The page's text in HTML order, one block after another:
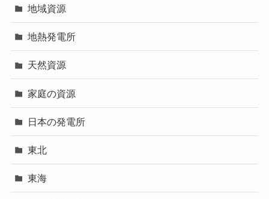
地域資源
地熱発電所
天然資源
家庭の資源
日本の発電所
東北
東海